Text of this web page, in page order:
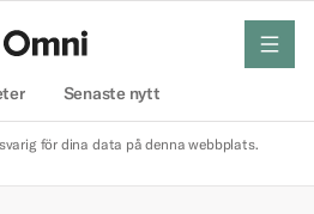
Senaste nytt
meny
för dina data på denna webbplats.